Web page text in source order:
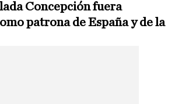
Concepción fuera
patrona de España y de la